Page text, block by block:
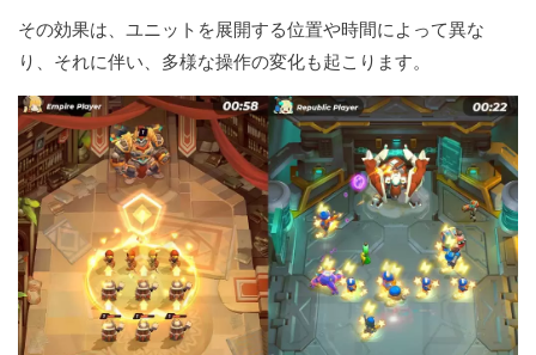
その効果は、ユニットを展開する位置や時間によって異な
り、それに伴い、多様な操作の変化も起こります。